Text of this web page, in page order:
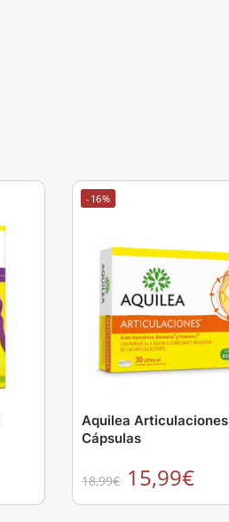
-16%
Aquilea
Cápsulas
18,99€ 15,99€